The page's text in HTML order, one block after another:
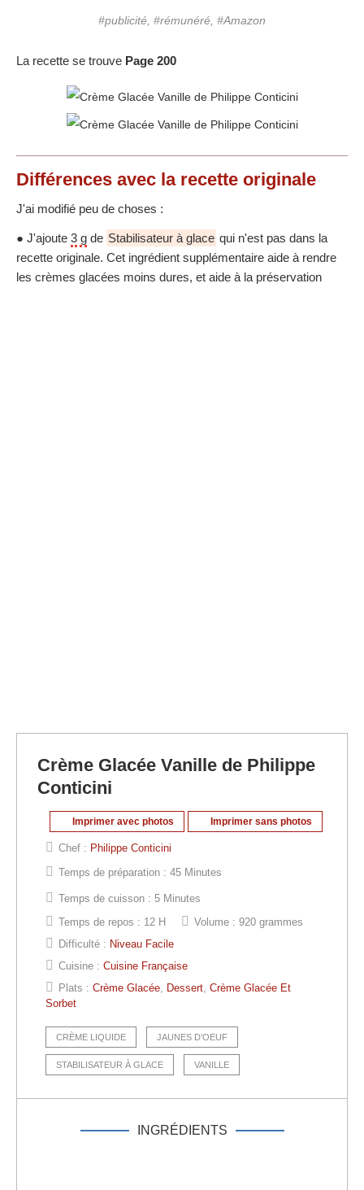
#publicité, #rémunéré, #Amazon
La recette se trouve Page 200
Différences avec la recette originale
J'ai modifié peu de choses :
● J'ajoute 3 g de Stabilisateur à glace qui n'est pas dans la
recette originale. Cet ingrédient supplémentaire aide à rendre
les crèmes glacées moins dures, et aide à la préservation
Crème Glacée Vanille de Philippe
Conticini
Imprimer avec photos Imprimer sans photos
Chef : Philippe Conticini
Temps de préparation : 45 Minutes
Temps de cuisson : 5 Minutes
Temps de repos : 12 H Volume : 920 grammes
Difficulté : Niveau Facile
Cuisine : Cuisine Française
Plats : Crème Glacée Dessert Crème Glacée Et
Sorbet
CRÈME LIQUIDE JAUNES D’OEUF
STABILISATEUR À GLACE VANILLE
INGRÉDIENTS